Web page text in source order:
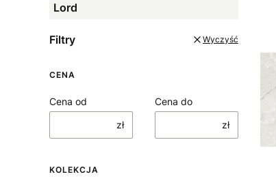
Lord
Filtry Wyczyść
CENA
Cena od
zł
Cena do
zł
KOLEKCJA